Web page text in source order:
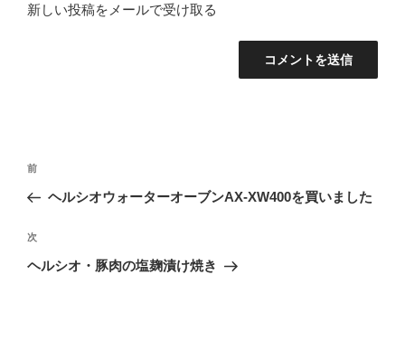
新しい投稿をメールで受け取る
投
ナ
ビ
ゲ
前
の
稿
前
ヘルシオウォーターオーブンAX-XW400を買いました
次
の
次
ヘルシオ・豚肉の塩麹漬け焼き